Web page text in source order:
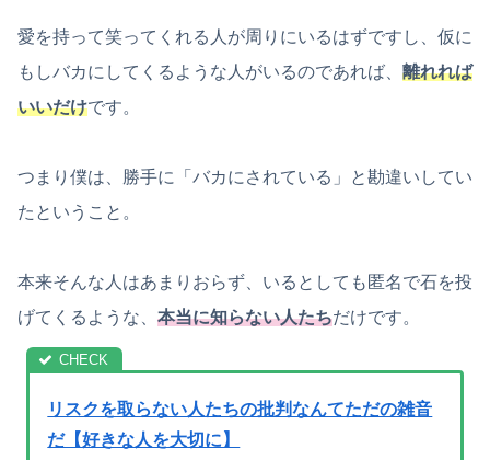
愛を持って笑ってくれる人が周りにいるはずですし、仮に
もしバカにしてくるような人がいるのであれば、 離れれば
いいだけです。
つまり僕は、勝手に「バカにされている」と勘違いしてい
たということ。
本来そんな人はあまりおらず、いるとしても匿名で石を投
げてくるような、 本当に知らない人たちだけです。
リスクを取らない人たちの批判なんてただの雑音
だ【好きな人を大切に】